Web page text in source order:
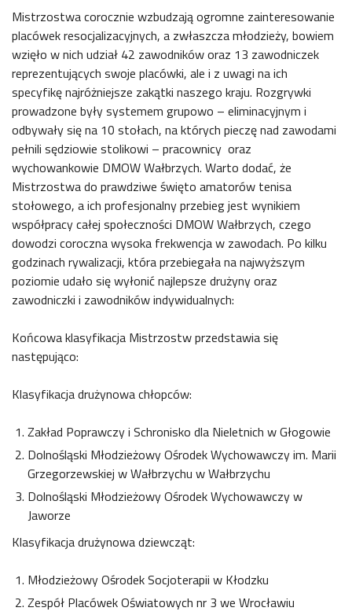
Mistrzostwa corocznie wzbudzają ogromne zainteresowanie
placówek resocjalizacyjnych, a zwłaszcza młodzieży, bowiem
wzięło w nich udział 42 zawodników oraz 13 zawodniczek
reprezentujących swoje placówki, ale i z uwagi na ich
specyfikę najróżniejsze zakątki naszego kraju. Rozgrywki
prowadzone były systemem grupowo – eliminacyjnym i
odbywały się na 10 stołach, na których pieczę nad zawodami
pełnili sędziowie stolikowi – pracownicy oraz
wychowankowie DMOW Wałbrzych. Warto dodać, że
Mistrzostwa do prawdziwe święto amatorów tenisa
stołowego, a ich profesjonalny przebieg jest wynikiem
współpracy całej społeczności DMOW Wałbrzych, czego
dowodzi coroczna wysoka frekwencja w zawodach. Po kilku
godzinach rywalizacji, która przebiegała na najwyższym
poziomie udało się wyłonić najlepsze drużyny oraz
zawodniczki i zawodników indywidualnych:
Końcowa klasyfikacja Mistrzostw przedstawia się
następująco:
Klasyfikacja drużynowa chłopców:
Zakład Poprawczy i Schronisko dla Nieletnich w Głogowie
Dolnośląski Młodzieżowy Ośrodek Wychowawczy im. Marii
Grzegorzewskiej w Wałbrzychu w Wałbrzychu
Dolnośląski Młodzieżowy Ośrodek Wychowawczy w
Jaworze
Klasyfikacja drużynowa dziewcząt:
Młodzieżowy Ośrodek Socjoterapii w Kłodzku
Zespół Placówek Oświatowych nr 3 we Wrocławiu